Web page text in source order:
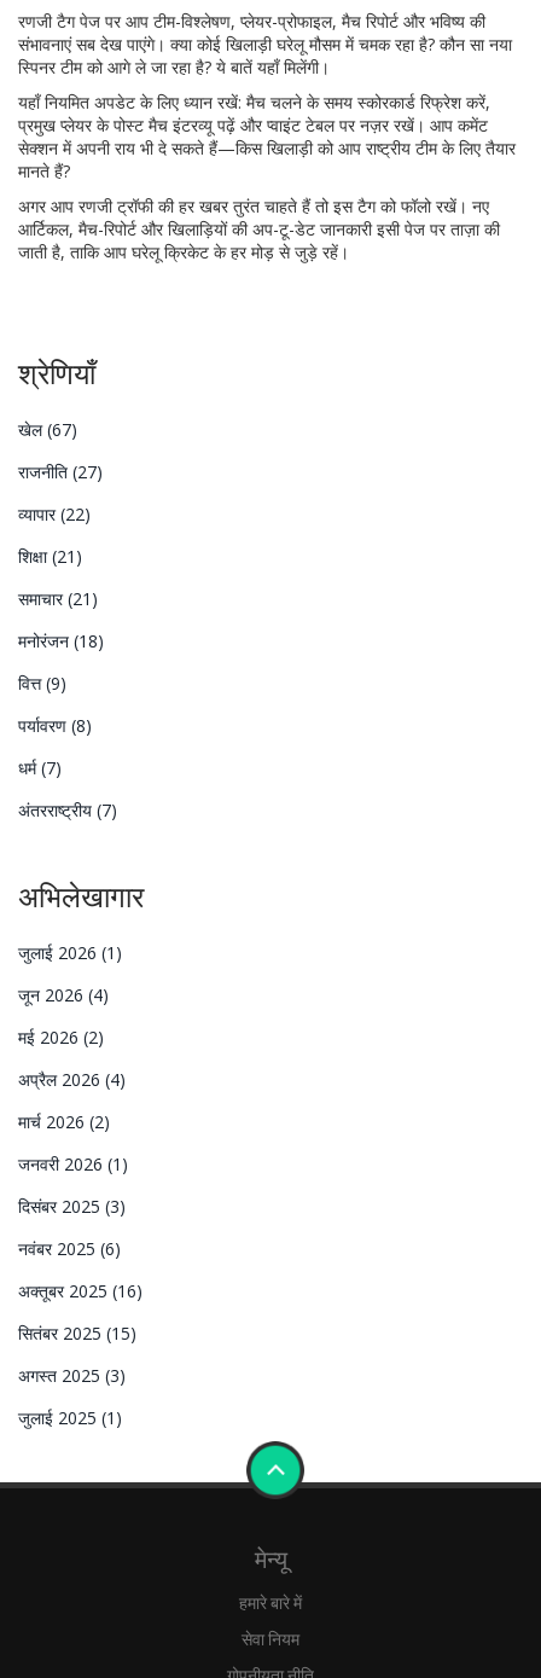
रणजी टैग पेज पर आप टीम-विश्लेषण, प्लेयर-प्रोफाइल, मैच रिपोर्ट और भविष्य की
संभावनाएं सब देख पाएंगे। क्या कोई खिलाड़ी घरेलू मौसम में चमक रहा है? कौन सा नया
स्पिनर टीम को आगे ले जा रहा है? ये बातें यहाँ मिलेंगी।
यहाँ नियमित अपडेट के लिए ध्यान रखें: मैच चलने के समय स्कोरकार्ड रिफ्रेश करें,
प्रमुख प्लेयर के पोस्ट मैच इंटरव्यू पढ़ें और प्वाइंट टेबल पर नज़र रखें। आप कमेंट
सेक्शन में अपनी राय भी दे सकते हैं—किस खिलाड़ी को आप राष्ट्रीय टीम के लिए तैयार
मानते हैं?
अगर आप रणजी ट्रॉफी की हर खबर तुरंत चाहते हैं तो इस टैग को फॉलो रखें। नए
आर्टिकल, मैच-रिपोर्ट और खिलाड़ियों की अप-टू-डेट जानकारी इसी पेज पर ताज़ा की
जाती है, ताकि आप घरेलू क्रिकेट के हर मोड़ से जुड़े रहें।
श्रेणियाँ
खेल(67)
राजनीति (27)
व्यापार(22)
शिक्षा(21)
समाचार(21)
मनोरंजन (18)
वित्त(9)
पर्यावरण (8)
धर्म(7)
अंतरराष्ट्रीय (7)
अभिलेखागार
जुलाई 2026 (1)
जून 2026 (4)
मई 2026 (2)
अप्रैल 2026 (4)
मार्च 2026 (2)
जनवरी 2026 (1)
दिसंबर 2025 (3)
नवंबर 2025 (6)
अक्तूबर 2025 (16)
सितंबर 2025 (15)
अगस्त 2025 (3)
जुलाई 2025 (1)
मेन्यू
हमारे बारे में
सेवा नियम